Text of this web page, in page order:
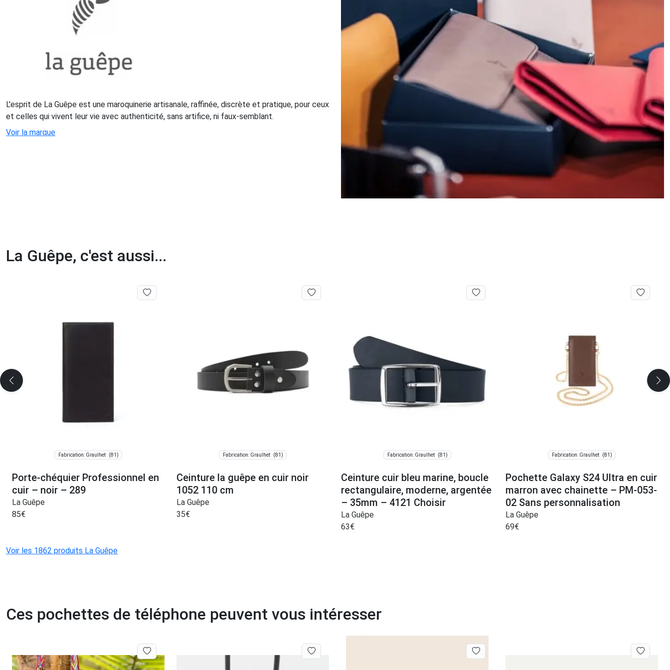
L'esprit de La Guêpe est une maroquinerie artisanale, raffinée, discrète et pratique, pour ceux
et celles qui vivent leur vie avec authenticité, sans artifice, ni faux-semblant.
Voir la marque
La Guêpe, c'est aussi...
Fabrication: Graulhet (81)
Porte-chéquier Professionnel en
cuir – noir – 289
La Guêpe
85€
Fabrication: Graulhet (81)
Ceinture la guêpe en cuir noir
1052 110 cm
La Guêpe
35€
Fabrication: Graulhet (81)
Ceinture cuir bleu marine, boucle
rectangulaire, moderne, argentée
– 35mm – 4121 Choisir
La Guêpe
63€
Fabrication: Graulhet (81)
Pochette Galaxy S24 Ultra en cuir
marron avec chainette – PM-053-
02 Sans personnalisation
La Guêpe
69€
Voir les 1862 produits La Guêpe
Ces pochettes de téléphone peuvent vous intéresser